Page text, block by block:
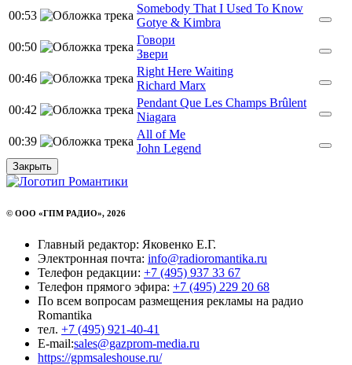
00:53
Somebody That I Used To Know
Gotye & Kimbra
00:50
Говори
Звери
00:46
Right Here Waiting
Richard Marx
00:42
Pendant Que Les Champs Brûlent
Niagara
00:39
All of Me
John Legend
Закрыть
© ООО «ГПМ РАДИО», 2026
Главный редактор: Яковенко Е.Г.
Электронная почта: info@radioromantika.ru
Телефон редакции: +7 (495) 937 33 67
Телефон прямого эфира: +7 (495) 229 20 68
По всем вопросам размещения рекламы на радио
Romantika
тел. +7 (495) 921-40-41
E-mail:sales@gazprom-media.ru
https://gpmsaleshouse.ru/